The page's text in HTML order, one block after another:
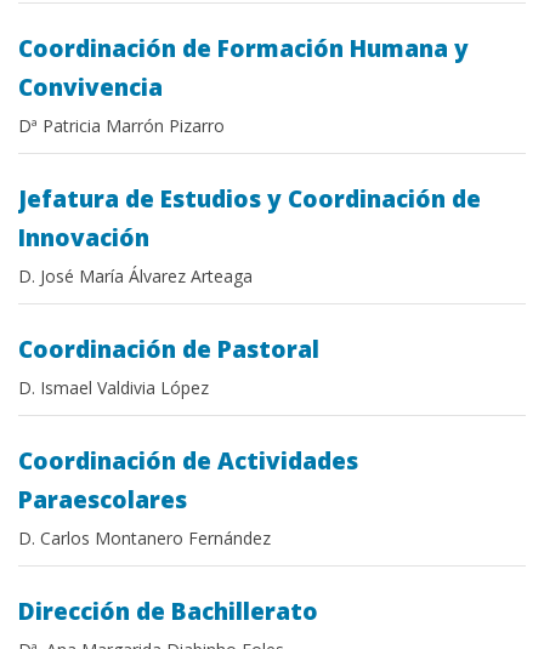
Coordinación de Formación Humana y
Convivencia
Dª Patricia Marrón Pizarro
Jefatura de Estudios y Coordinación de
Innovación
D. José María Álvarez Arteaga
Coordinación de Pastoral
D. Ismael Valdivia López
Coordinación de Actividades
Paraescolares
D. Carlos Montanero Fernández
Dirección de Bachillerato